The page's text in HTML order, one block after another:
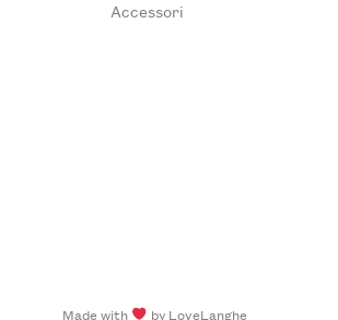
Accessori
Made with by LoveLanghe